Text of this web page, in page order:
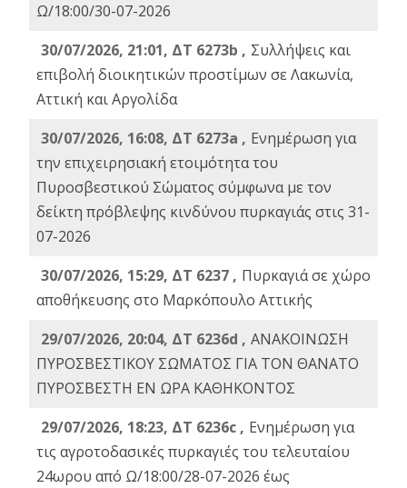
Ω/18:00/30-07-2026
30/07/2026, 21:01, ΔΤ 6273b , Συλλήψεις και
επιβολή διοικητικών προστίμων σε Λακωνία,
Αττική και Αργολίδα
30/07/2026, 16:08, ΔΤ 6273a , Ενημέρωση για
την επιχειρησιακή ετοιμότητα του
Πυροσβεστικού Σώματος σύμφωνα με τον
δείκτη πρόβλεψης κινδύνου πυρκαγιάς στις 31-
07-2026
30/07/2026, 15:29, ΔΤ 6237 , Πυρκαγιά σε χώρο
αποθήκευσης στο Μαρκόπουλο Αττικής
29/07/2026, 20:04, ΔΤ 6236d , ΑΝΑΚΟΙΝΩΣΗ
ΠΥΡΟΣΒΕΣΤΙΚΟΥ ΣΩΜΑΤΟΣ ΓΙΑ ΤΟΝ ΘΑΝΑΤΟ
ΠΥΡΟΣΒΕΣΤΗ ΕΝ ΩΡΑ ΚΑΘΗΚΟΝΤΟΣ
29/07/2026, 18:23, ΔΤ 6236c , Ενημέρωση για
τις αγροτοδασικές πυρκαγιές του τελευταίου
24ωρου από Ω/18:00/28-07-2026 έως